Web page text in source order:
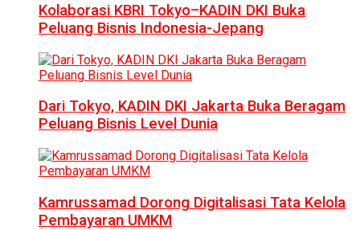
Kolaborasi KBRI Tokyo–KADIN DKI Buka
Peluang Bisnis Indonesia-Jepang
Dari Tokyo, KADIN DKI Jakarta Buka Beragam
Peluang Bisnis Level Dunia
Kamrussamad Dorong Digitalisasi Tata Kelola
Pembayaran UMKM